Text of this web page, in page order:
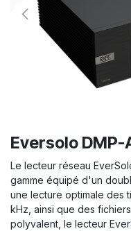
Eversolo
Le lecteur réseau
gamme équipé d'un
une lecture optimale des
kHz, ainsi que des
polyvalent, le lecteur